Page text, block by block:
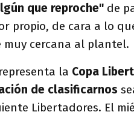
que reproche" de
propio, de cara a lo
cercana al plantel.
la Copa
de clasificarnos
Libertadores. El